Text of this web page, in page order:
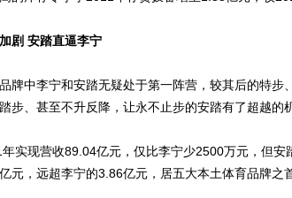
剧 安踏直逼李宁
中李宁和安踏无疑处于第一阵营，较其后的特步
步、甚至不升反降，让永不止步的安踏有了超越的
现营收89.04亿元，仅比李宁少2500万元，但安
元，远超李宁的3.86亿元，居五大本土体育品牌之首